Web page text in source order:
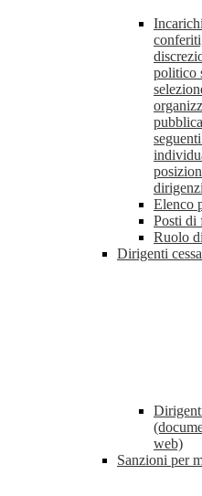
politico
Elenco
Posti di
Ruolo
Dirigenti
web)
Sanzioni per